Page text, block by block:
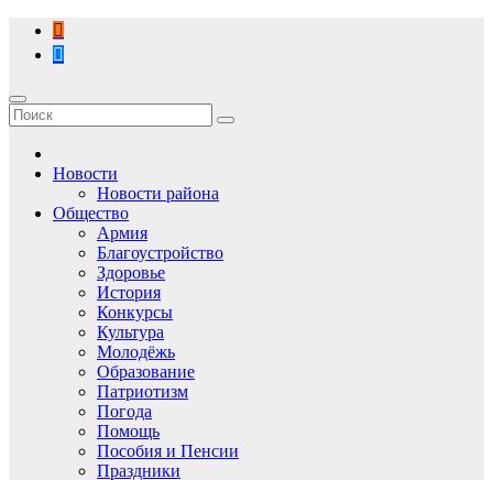
Перейти
содержимому
Новости
Новости района
Общество
Армия
Благоустройство
Здоровье
История
Конкурсы
Культура
Молодёжь
Образование
Патриотизм
Погода
Помощь
Пособия и Пенсии
Праздники